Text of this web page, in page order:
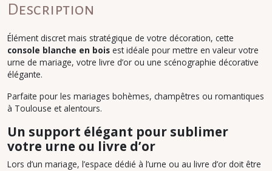
Description
Élément discret mais stratégique de votre décoration, cette
console blanche en bois est idéale pour mettre en valeur votre
urne de mariage, votre livre d’or ou une scénographie décorative
élégante.
Parfaite pour les mariages bohèmes, champêtres ou romantiques
à Toulouse et alentours.
Un support élégant pour sublimer
votre urne ou livre d’or
Lors d’un mariage, l’espace dédié à l’urne ou au livre d’or doit être